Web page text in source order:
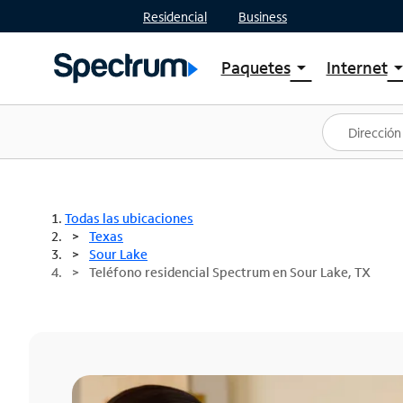
Residencial Business
Paquetesarrow_drop_down
Ver paquetes
Spectrum One
Mejores ofertas
Internetarrow_drop_down
Planes
Todas las ubicaciones
Texas
Sour Lake
Teléfono residencial Spectrum en Sour Lake, TX